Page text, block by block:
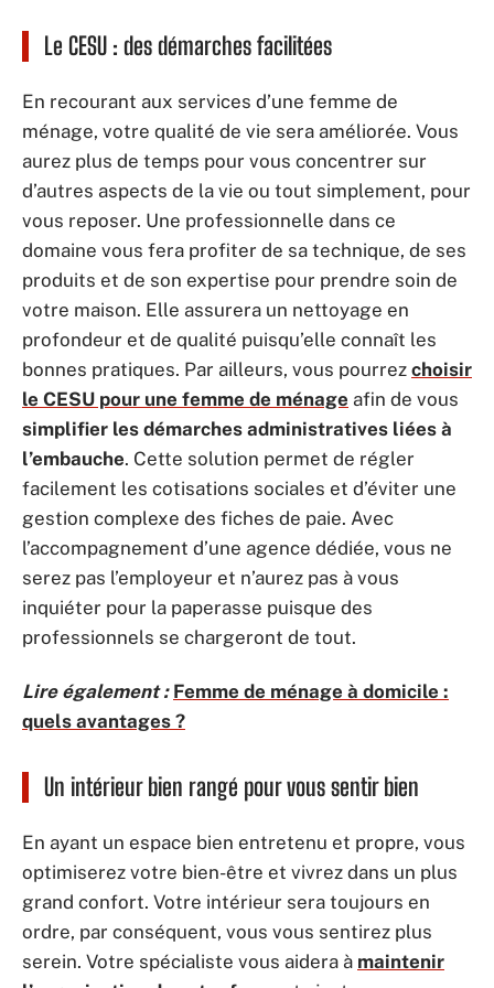
Le CESU : des démarches facilitées
En recourant aux services d’une femme de
ménage, votre qualité de vie sera améliorée. Vous
aurez plus de temps pour vous concentrer sur
d’autres aspects de la vie ou tout simplement, pour
vous reposer. Une professionnelle dans ce
domaine vous fera profiter de sa technique, de ses
produits et de son expertise pour prendre soin de
votre maison. Elle assurera un nettoyage en
profondeur et de qualité puisqu’elle connaît les
bonnes pratiques. Par ailleurs, vous pourrez choisir
le CESU pour une femme de ménage afin de vous
simplifier les démarches administratives liées à
l’embauche. Cette solution permet de régler
facilement les cotisations sociales et d’éviter une
gestion complexe des fiches de paie. Avec
l’accompagnement d’une agence dédiée, vous ne
serez pas l’employeur et n’aurez pas à vous
inquiéter pour la paperasse puisque des
professionnels se chargeront de tout.
Lire également : Femme de ménage à domicile :
quels avantages ?
Un intérieur bien rangé pour vous sentir bien
En ayant un espace bien entretenu et propre, vous
optimiserez votre bien-être et vivrez dans un plus
grand confort. Votre intérieur sera toujours en
ordre, par conséquent, vous vous sentirez plus
serein. Votre spécialiste vous aidera à maintenir